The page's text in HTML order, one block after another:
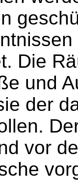
Die
und
der
vor